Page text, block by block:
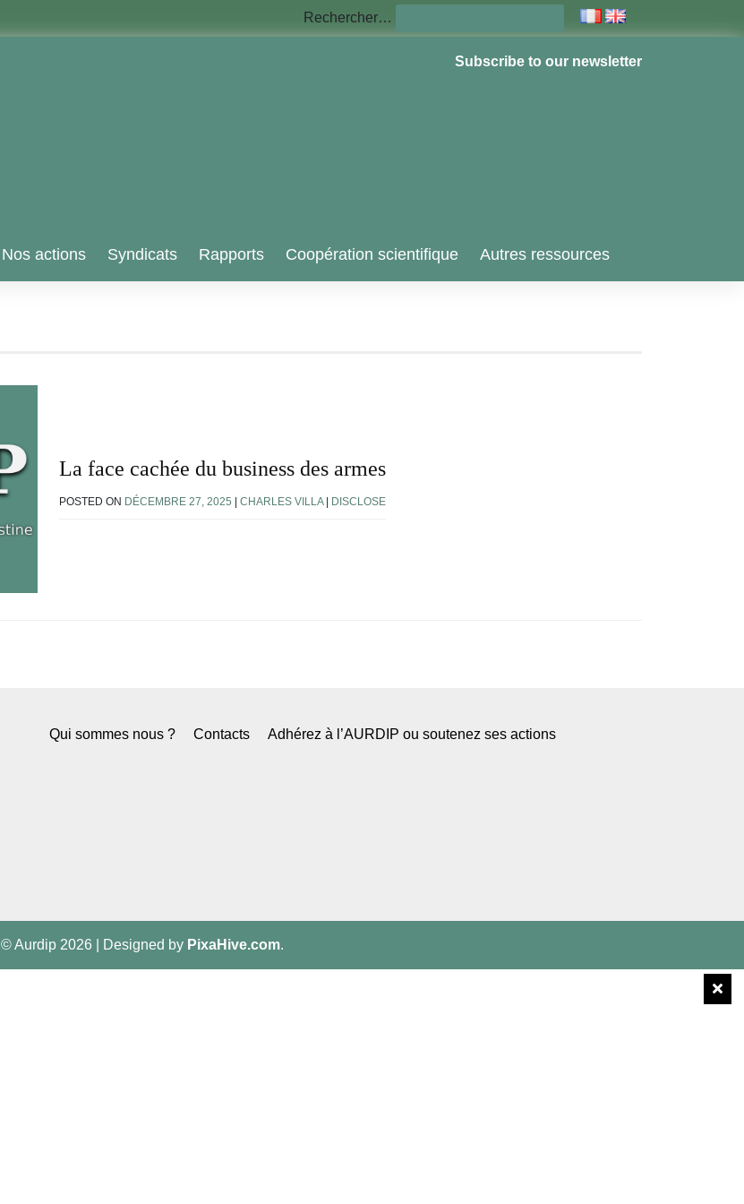
Rechercher…
Subscribe to our newsletter
Nos actions Syndicats Rapports Coopération scientifique Autres ressources
La face cachée du business des armes
POSTED ON DÉCEMBRE 27, 2025 CHARLES VILLA| DISCLOSE
Qui sommes nous ? Contacts Adhérez à l’AURDIP ou soutenez ses actions
© Aurdip 2026 Designed by PixaHive.com.